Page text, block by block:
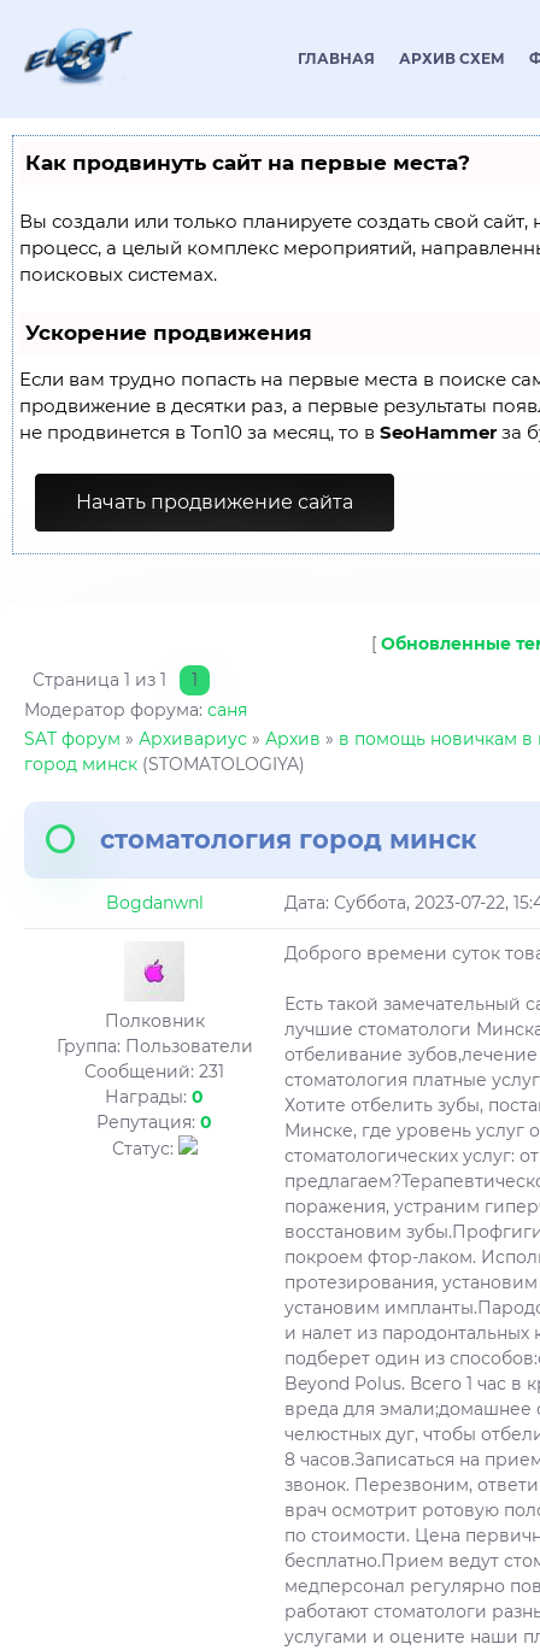
ГЛАВНАЯ АРХИВ СХЕМ
Как продвинуть сайт на первые места?
Вы создали или только планируете создать свой
процесс, а целый комплекс мероприятий,
поисковых системах.
Ускорение продвижения
Если вам трудно попасть на первые места в поиске
продвижение в десятки раз, а первые результаты
не продвинется в Топ10 за месяц, то в SeoHammer за
Начать продвижение сайта
[ Обновленные
Страница 1 из 1
1
Модератор форума: саня
SAT форум » Архивариус » Архив » в помощь новичкам в
город минск (STOMATOLOGIYA)
стоматология город минск
Bogdanwnl Дата: Суббота, 2023-07-22,
Полковник
Группа: Пользователи
Сообщений: 231
Награды: 0
Репутация: 0
Статус:
Доброго времени суток
Есть такой замечательный
лучшие стоматологи
отбеливание
стоматология платные
Хотите отбелить зубы,
Минске, где уровень услуг
стоматологических услуг:
поражения, устраним
восстановим
покроем фтор-лаком.
протезирования,
установим
и налет из
подберет один из
Beyond Polus. Всего 1 час в
вреда для эмали;домашнее
челюстных дуг, чтобы
8 часов.Записаться на
звонок. Перезвоним,
врач осмотрит ротовую
по стоимости. Цена
бесплатно.Прием ведут
медперсонал регулярно
работают стоматологи
услугами и оцените наши